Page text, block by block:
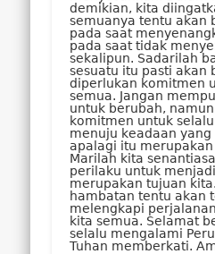
demikian, kita
semuanya tentu akan
pada saat
pada saat tidak
sekalipun. Sadarilah
sesuatu itu pasti akan
diperlukan komitmen
semua. Jangan
untuk berubah,
komitmen untuk
menuju keadaan yang
apalagi itu merupakan
Marilah kita
perilaku untuk
merupakan tujuan
hambatan tentu akan
melengkapi
kita semua. Selamat
selalu mengalami
Tuhan memberkati.